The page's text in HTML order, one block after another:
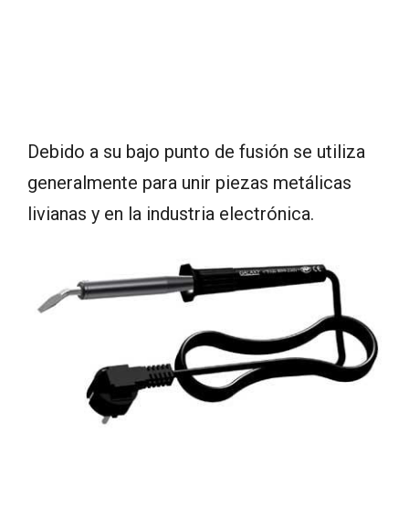
Debido a su bajo punto de fusión se utiliza
generalmente para unir piezas metálicas
livianas y en la industria electrónica.